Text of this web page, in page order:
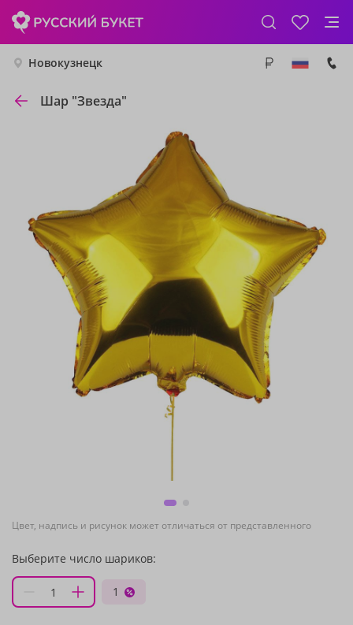
Новокузнецк
Шар "Звезда"
Цвет, надпись и рисунок может отличаться от представленного
Выберите число шариков:
1